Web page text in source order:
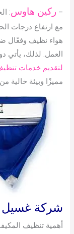
– ركين هاوس:
مع ارتفاع درجات
هواء نظيف وفعّال
العمل. لذلك، يأتي
لتقديم خدمات
مميزًا وبيئة خالية
شركة غسيل
أهمية تنظيف